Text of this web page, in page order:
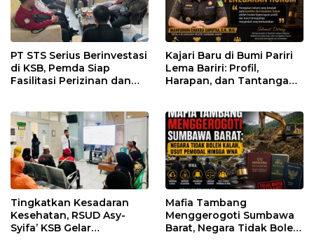
PT STS Serius Berinvestasi
di KSB, Pemda Siap
Fasilitasi Perizinan dan
Kajari Baru di Bumi Pariri
Lema Bariri: Profil,
Harapan, dan Tantangan
Tingkatkan Kesadaran
Kesehatan, RSUD Asy-
Syifa’ KSB Gelar
Mafia Tambang
Menggerogoti Sumbawa
Barat, Negara Tidak Boleh